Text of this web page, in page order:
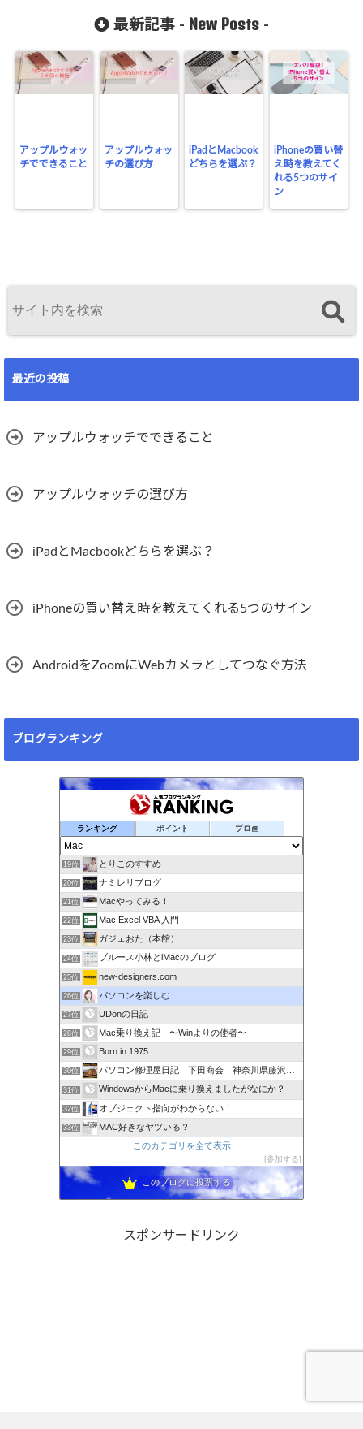
最新記事 - New Posts -
アップルウォッ
チでできること
アップルウォッ
チの選び方
iPadとMacbook
どちらを選ぶ？
iPhoneの買い替
え時を教えてく
れる5つのサイ
ン
最近の投稿
アップルウォッチでできること
アップルウォッチの選び方
iPadとMacbookどちらを選ぶ？
iPhoneの買い替え時を教えてくれる5つのサイン
AndroidをZoomにWebカメラとしてつなぐ方法
ブログランキング
ランキング ポイント ブロ画
19位 とりこのすすめ
20位 ナミレリブログ
21位 Macやってみる！
22位 Mac Excel VBA 入門
23位 ガジェおた（本館）
24位 ブルース小林とiMacのブログ
25位 new-designers.com
26位 パソコンを楽しむ
27位 UDonの日記
28位 Mac乗り換え記 〜Winよりの使者〜
29位 Born in 1975
30位 パソコン修理屋日記 下田商会 神奈川県藤沢市発！
31位 WindowsからMacに乗り換えましたがなにか？
32位 オブジェクト指向がわからない！
33位
MAC好きなヤツいる？
このカテゴリを全て表示
参加する
このブログに投票する
スポンサードリンク